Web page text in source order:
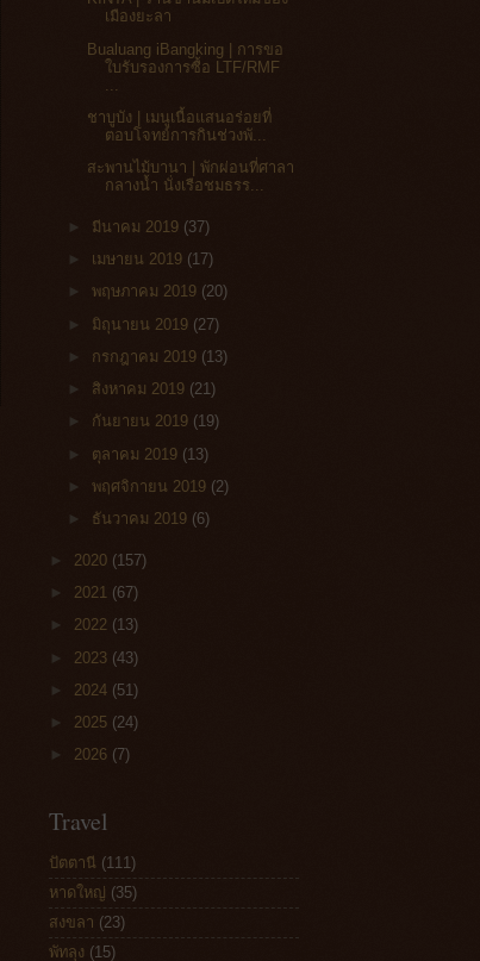
เมืองยะลา
Bualuang iBangking | การขอ
ใบรับรองการซื้อ LTF/RMF
ชาบูบัง | เมนูเนื้อแสนอร่อยที่
ตอบโจทย์การกินช่วงพั...
สะพานไม้บานา | พักผ่อนที่ศาลา
กลางน้ำ นั่งเรือชมธรร...
► มีนาคม 2019 (37)
► เมษายน 2019 (17)
►พฤษภาคม 2019 (20)
► มิถุนายน 2019 (27)
► กรกฎาคม 2019 (13)
► สิงหาคม 2019 (21)
► กันยายน 2019 (19)
► ตุลาคม 2019 (13)
►พฤศจิกายน 2019 (2)
► ธันวาคม 2019 (6)
► 2020 (157)
► 2021 (67)
► 2022 (13)
► 2023 (43)
► 2024 (51)
► 2025 (24)
► 2026 (7)
Travel
ปัตตานี (111)
หาดใหญ่ (35)
สงขลา (23)
พัทลุง (15)